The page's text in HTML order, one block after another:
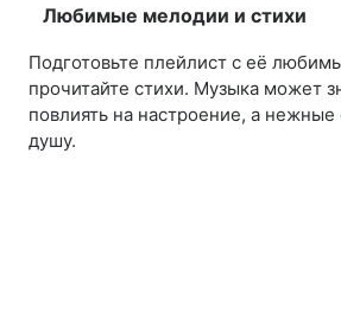
Любимые мелодии и стихи
Подготовьте плейлист с её
прочитайте стихи. Музыка может
повлиять на настроение, а нежные
душу.